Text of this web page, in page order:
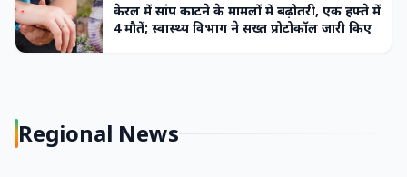
केरल में सांप काटने के मामलों में बढ़ोतरी, एक हफ्ते में
4 मौतें; स्वास्थ्य विभाग ने सख्त प्रोटोकॉल जारी किए
Regional News